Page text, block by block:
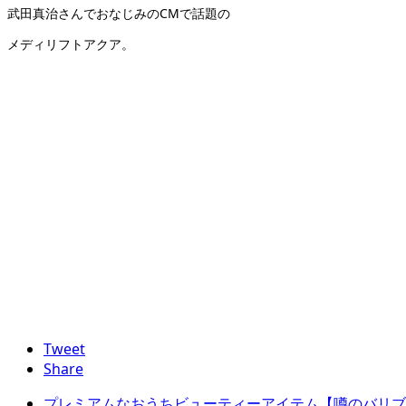
武田真治さんでおなじみのCMで話題の
メディリフトアクア。
Tweet
Share